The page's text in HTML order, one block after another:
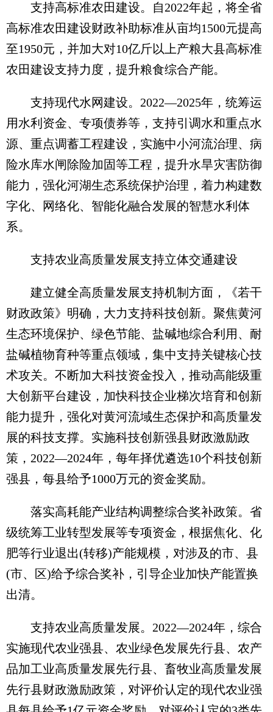
支持高标准农田建设。自2022年起，将全省
高标准农田建设财政补助标准从亩均1500元提高
至1950元，并加大对10亿斤以上产粮大县高标准
农田建设支持力度，提升粮食综合产能。
支持现代水网建设。2022—2025年，统筹运
用水利资金、专项债券等，支持引调水和重点水
源、重点调蓄工程建设，实施中小河流治理、病
险水库水闸除险加固等工程，提升水旱灾害防御
能力，强化河湖生态系统保护治理，着力构建数
字化、网络化、智能化融合发展的智慧水利体
系。
支持农业高质量发展支持立体交通建设
建立健全高质量发展支持机制方面，《若干
财政政策》明确，大力支持科技创新。聚焦黄河
生态环境保护、绿色节能、盐碱地综合利用、耐
盐碱植物育种等重点领域，集中支持关键核心技
术攻关。不断加大科技资金投入，推动高能级重
大创新平台建设，加快科技企业梯次培育和创新
能力提升，强化对黄河流域生态保护和高质量发
展的科技支撑。实施科技创新强县财政激励政
策，2022—2024年，每年择优遴选10个科技创新
强县，每县给予1000万元的资金奖励。
落实高耗能产业结构调整综合奖补政策。省
级统筹工业转型发展等专项资金，根据焦化、化
肥等行业退出(转移)产能规模，对涉及的市、县
(市、区)给予综合奖补，引导企业加快产能置换
出清。
支持农业高质量发展。2022—2024年，综合
实施现代农业强县、农业绿色发展先行县、农产
品加工业高质量发展先行县、畜牧业高质量发展
先行县财政激励政策，对评价认定的现代农业强